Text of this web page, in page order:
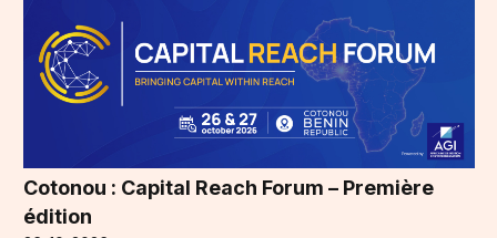
Cotonou : Capital Reach Forum – Première
édition